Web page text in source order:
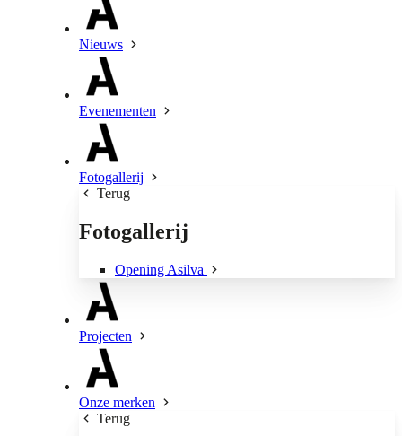
Nieuws
Evenementen
Fotogallerij
Terug
Fotogallerij
Opening Asilva
Projecten
Onze merken
Terug